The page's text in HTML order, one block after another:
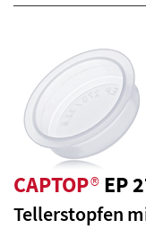
CAPTOP®EP
Tellerstopfen